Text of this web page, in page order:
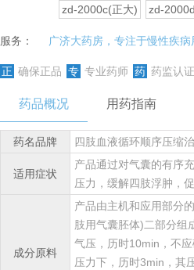
zd-2000c(正大)
zd-
服务： 广济大药房，专注于慢性疾病
正 确保正品 专 专业药师 药 药监认证
药品概况 用药指南
药名品牌 四肢血液循环顺序压缩
适用症状
产品通过对气囊的有序
压力，缓解四肢浮肿，
成分原料
产品由主机和应用部分
肢用气囊胚体)二部分组
气压，历时10min，不
压力下，历时3min，其